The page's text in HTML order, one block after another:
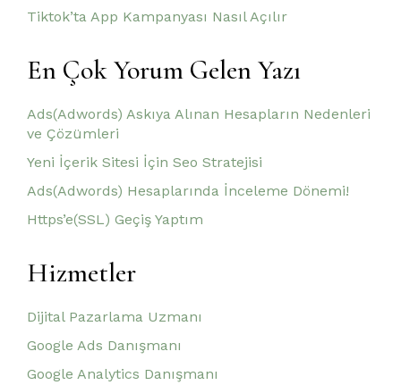
Tiktok’ta App Kampanyası Nasıl Açılır
En Çok Yorum Gelen Yazı
Ads(Adwords) Askıya Alınan Hesapların Nedenleri
ve Çözümleri
Yeni İçerik Sitesi İçin Seo Stratejisi
Ads(Adwords) Hesaplarında İnceleme Dönemi!
Https’e(SSL) Geçiş Yaptım
Hizmetler
Dijital Pazarlama Uzmanı
Google Ads Danışmanı
Google Analytics Danışmanı